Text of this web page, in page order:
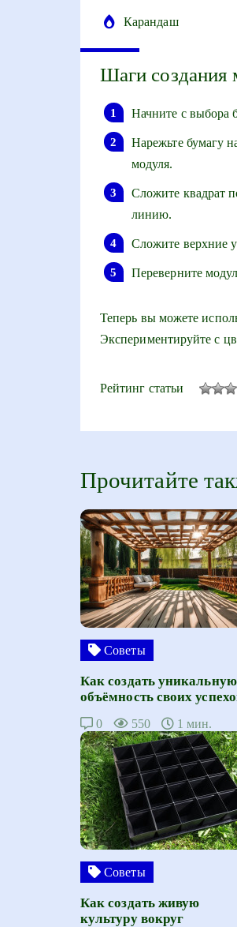
Карандаш
Шаги создания
Начните с выбора
Нарежьте бумагу
модуля.
Сложите квадрат
линию.
Сложите верхние
Переверните
Теперь вы можете
Экспериментируйте с
Рейтинг статьи
Прочитайте
Советы
Как создать уникальную
объёмность своих
0 550 1 мин.
Советы
Как создать живую
культуру вокруг